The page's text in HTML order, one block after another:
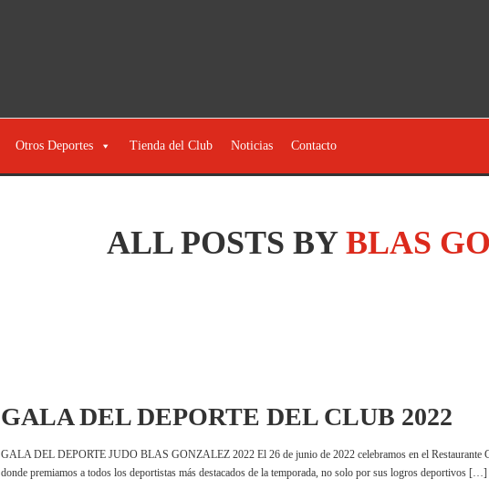
Otros Deportes Tienda del Club Noticias Contacto
ALL POSTS BY BLAS
GALA DEL DEPORTE DEL CLUB 2022
GALA DEL DEPORTE JUDO BLAS GONZALEZ 2022 El 26 de junio de 2022 celebramos en el Restaurante
donde premiamos a todos los deportistas más destacados de la temporada, no solo por sus logros deportivos […]